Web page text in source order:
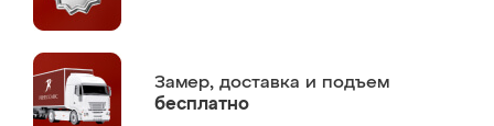
Замер, доставка и подъем
бесплатно